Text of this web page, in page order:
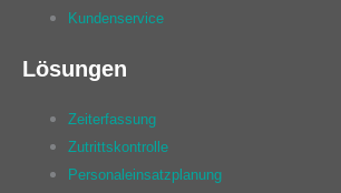
Kundenservice
Lösungen
Zeiterfassung
Zutrittskontrolle
Personaleinsatzplanung